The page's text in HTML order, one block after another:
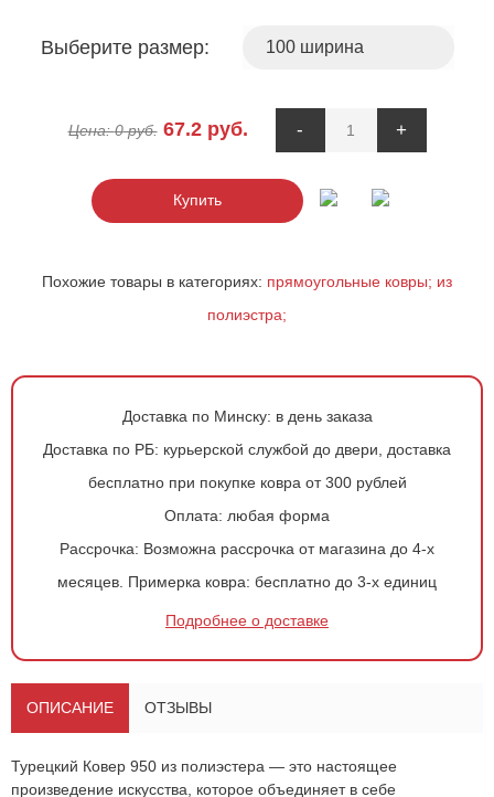
Выберите размер:
Цена:0руб. 67.2руб. - +
Купить
Похожие товары в категориях: прямоугольные ковры; из
полиэстра;
Доставка по Минску: в день заказа
Доставка по РБ: курьерской службой до двери, доставка
бесплатно при покупке ковра от 300 рублей
Оплата: любая форма
Рассрочка: Возможна рассрочка от магазина до 4-х
месяцев. Примерка ковра: бесплатно до 3-х единиц
Подробнее о доставке
ОПИСАНИЕ ОТЗЫВЫ
Турецкий Ковер 950 из полиэстера — это настоящее
произведение искусства, которое объединяет в себе